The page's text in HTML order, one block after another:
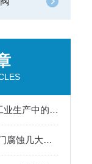
德国力士乐比例阀在工业生产中的应用
FESTO减压阀对抗阀门腐蚀几大绝招